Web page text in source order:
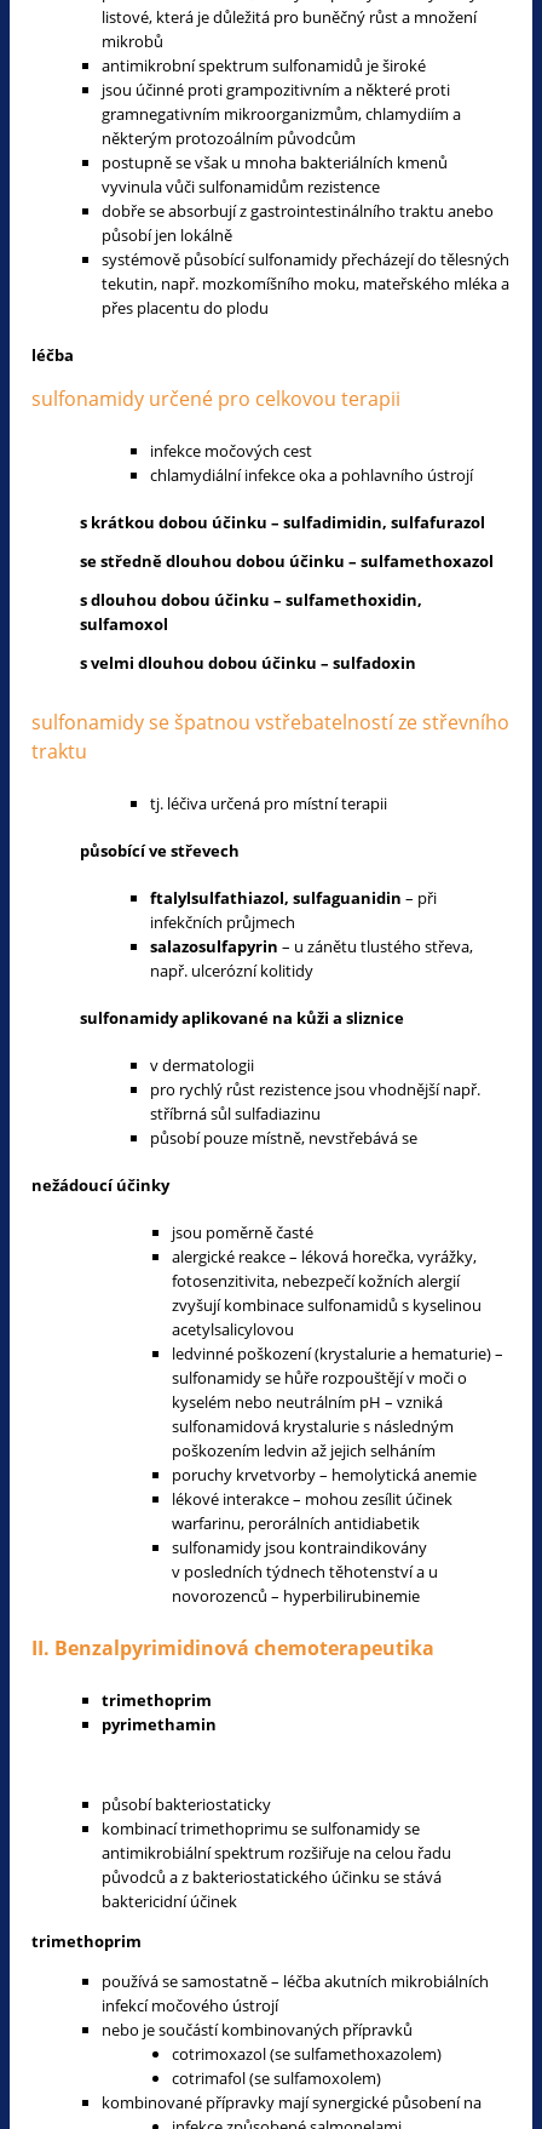
listové, která je důležitá pro buněčný růst a množení
mikrobů
antimikrobní spektrum sulfonamidů je široké
jsou účinné proti grampozitivním a některé proti
gramnegativním mikroorganizmům, chlamydiím a
některým protozoálním původcům
postupně se však u mnoha bakteriálních kmenů
vyvinula vůči sulfonamidům rezistence
dobře se absorbují z gastrointestinálního traktu anebo
působí jen lokálně
systémově působící sulfonamidy přecházejí do tělesných
tekutin, např. mozkomíšního moku, mateřského mléka a
přes placentu do plodu
léčba
sulfonamidy určené pro celkovou terapii
infekce močových cest
chlamydiální infekce oka a pohlavního ústrojí
s krátkou dobou účinku – sulfadimidin, sulfafurazol
se středně dlouhou dobou účinku – sulfamethoxazol
s dlouhou dobou účinku – sulfamethoxidin,
sulfamoxol
s velmi dlouhou dobou účinku – sulfadoxin
sulfonamidy se špatnou vstřebatelností ze střevního
traktu
tj. léčiva určená pro místní terapii
působící ve střevech
ftalylsulfathiazol, sulfaguanidin – při
infekčních průjmech
salazosulfapyrin – u zánětu tlustého střeva,
např. ulcerózní kolitidy
sulfonamidy aplikované na kůži a sliznice
v dermatologii
pro rychlý růst rezistence jsou vhodnější např.
stříbrná sůl sulfadiazinu
působí pouze místně, nevstřebává se
nežádoucí účinky
jsou poměrně časté
alergické reakce – léková horečka, vyrážky,
fotosenzitivita, nebezpečí kožních alergií
zvyšují kombinace sulfonamidů s kyselinou
acetylsalicylovou
ledvinné poškození (krystalurie a hematurie) –
sulfonamidy se hůře rozpouštějí v moči o
kyselém nebo neutrálním pH – vzniká
sulfonamidová krystalurie s následným
poškozením ledvin až jejich selháním
poruchy krvetvorby – hemolytická anemie
lékové interakce – mohou zesílit účinek
warfarinu, perorálních antidiabetik
sulfonamidy jsou kontraindikovány
v posledních týdnech těhotenství a u
novorozenců – hyperbilirubinemie
II. Benzalpyrimidinová chemoterapeutika
trimethoprim
pyrimethamin
působí bakteriostaticky
kombinací trimethoprimu se sulfonamidy se
antimikrobiální spektrum rozšiřuje na celou řadu
původců a z bakteriostatického účinku se stává
baktericidní účinek
trimethoprim
používá se samostatně – léčba akutních mikrobiálních
infekcí močového ústrojí
nebo je součástí kombinovaných přípravků
cotrimoxazol (se sulfamethoxazolem)
cotrimafol (se sulfamoxolem)
kombinované přípravky mají synergické působení na